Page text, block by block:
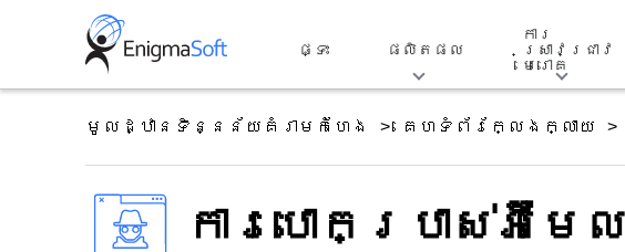
ផ្ទះ ផលិតផល
ការ
ស្រាវជ្រាវ
មេរោគ
មូលដ្ឋានទិន្នន័យគំរាមកំហែង គេហទំព័រក្លែងក្លាយ
ការបោកប្រាស់អ៊ីមែល